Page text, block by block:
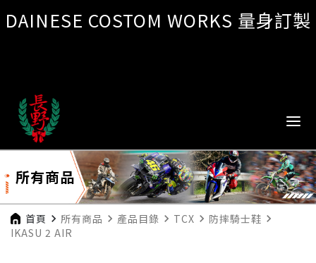
DAINESE COSTOM WORKS 量身訂製
所有商品
首頁 navigate_next 所有商品 navigate_next 產品目錄 navigate_next TCX navigate_next 防摔騎士鞋 navigate_next
IKASU 2 AIR